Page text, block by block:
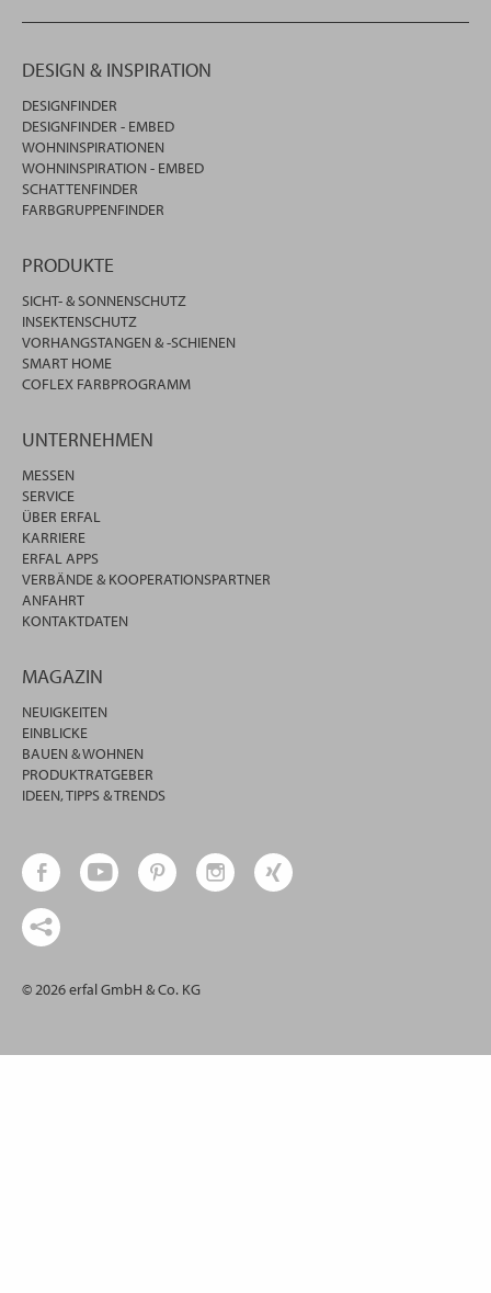
DESIGN & INSPIRATION
DESIGNFINDER
DESIGNFINDER - EMBED
WOHNINSPIRATIONEN
WOHNINSPIRATION - EMBED
SCHATTENFINDER
FARBGRUPPENFINDER
PRODUKTE
SICHT- & SONNENSCHUTZ
INSEKTENSCHUTZ
VORHANGSTANGEN & -SCHIENEN
SMART HOME
COFLEX FARBPROGRAMM
UNTERNEHMEN
MESSEN
SERVICE
ÜBER ERFAL
KARRIERE
ERFAL APPS
VERBÄNDE & KOOPERATIONSPARTNER
ANFAHRT
KONTAKTDATEN
MAGAZIN
NEUIGKEITEN
EINBLICKE
BAUEN & WOHNEN
PRODUKTRATGEBER
IDEEN, TIPPS & TRENDS
© 2026 erfal GmbH & Co. KG